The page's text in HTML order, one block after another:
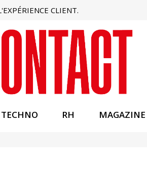
CLIENT.
TECHNO RH MAGAZINE